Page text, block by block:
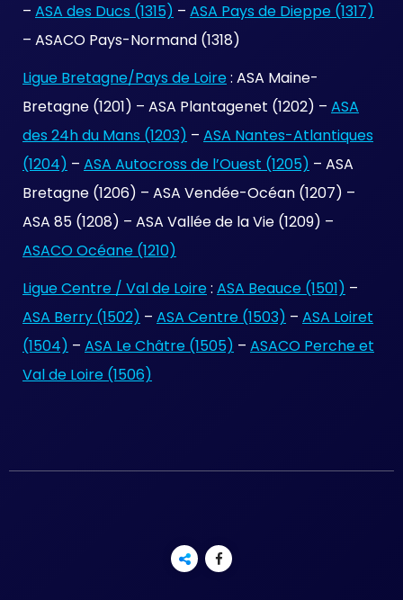
– ASA des Ducs (1315) – ASA Pays de Dieppe (1317)
– ASACO Pays-Normand (1318)
Ligue Bretagne/Pays de Loire : ASA Maine-
Bretagne (1201) – ASA Plantagenet (1202) – ASA
des 24h du Mans (1203) – ASA Nantes-Atlantiques
(1204) – ASA Autocross de l’Ouest (1205) – ASA
Bretagne (1206) – ASA Vendée-Océan (1207) –
ASA 85 (1208) – ASA Vallée de la Vie (1209) –
ASACO Océane (1210)
Ligue Centre / Val de Loire : ASA Beauce (1501) –
ASA Berry (1502) – ASA Centre (1503) – ASA Loiret
(1504) – ASA Le Châtre (1505) – ASACO Perche et
Val de Loire (1506)